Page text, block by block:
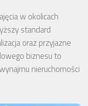
w okolicach
standard
oraz przyjazne
biznesu to
nieruchomości